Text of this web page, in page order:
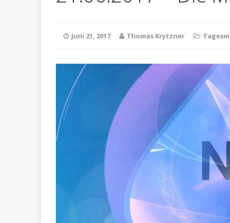
[ Mai 25, 2026 ] POL-
POLIZEIBERICHTE
Juni 21, 2017 Thomas Krytzner